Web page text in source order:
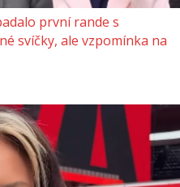
první rande s
svíčky, ale vzpomínka na